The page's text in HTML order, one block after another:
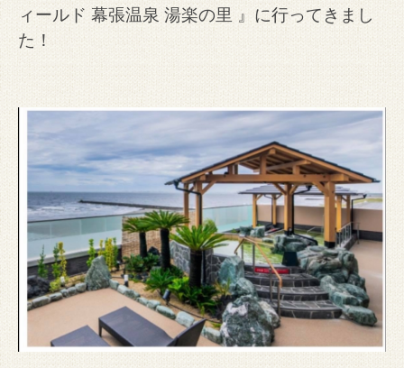
ィールド 幕張温泉 湯楽の里 』 に行ってきまし
た！